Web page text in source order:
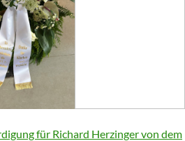
für Richard Herzinger von dem